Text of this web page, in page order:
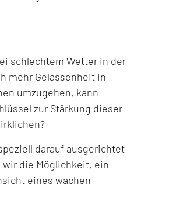
schlechtem Wetter in der
mehr Gelassenheit in
umzugehen, kann
zur Stärkung dieser
darauf ausgerichtet
die Möglichkeit, ein
eines wachen